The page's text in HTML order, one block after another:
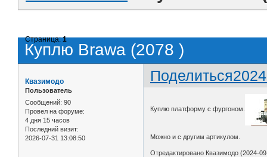
Куплю Brawa (2078 )
Страница:1
Поделиться
Квазимодо
Пользователь
Сообщений: 90
Провел на форуме:
4 дня 15 часов
Последний визит:
2026-07-31 13:08:50
Куплю платформу с фургоном.
Можно и с другим артикулом.
Отредактировано Квазимодо (2024-